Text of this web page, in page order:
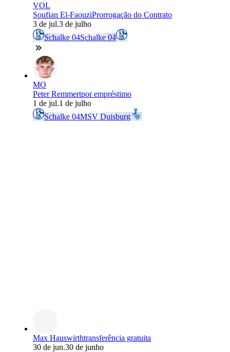
VOL
Soufian El-FaouziProrrogação do Contrato
3 de jul.3 de julho
Schalke 04Schalke 04
MO
Peter Remmertpor empréstimo
1 de jul.1 de julho
Schalke 04MSV Duisburg
Max Hauswirthtransferência gratuita
30 de jun.30 de junho